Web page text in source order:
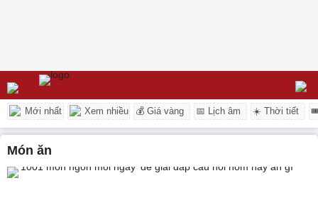
Mới nhất Xem nhiều 💰 Giá vàng 📅 Lịch âm ☀️ Thời tiết
món ăn